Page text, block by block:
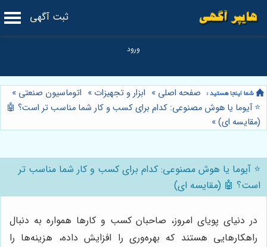
ثبت آگهی
صفحه اصلی » ابزار و تجهیزات » اتوماسیون صنعتی »
⭐️ آیوما یا هوش مصنوعی: کدام برای کسب و کار شما مناسب تر است؟ 🤖
(مقایسه ای)»
⭐️ آیوما یا هوش مصنوعی: کدام برای کسب و کار شما مناسب تر
است؟ 🤖 (مقایسه ای)
در دنیای پویای امروز، صاحبان کسب و کارها همواره به دنبال
راهکارهایی هستند که بهره‌وری را افزایش داده، هزینه‌ها را